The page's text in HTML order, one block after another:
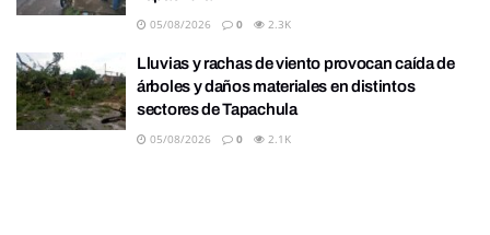
05/08/2026 0 2.3K
Lluvias y rachas de viento provocan caída de
árboles y daños materiales en distintos
sectores de Tapachula
05/08/2026 0 2.1K